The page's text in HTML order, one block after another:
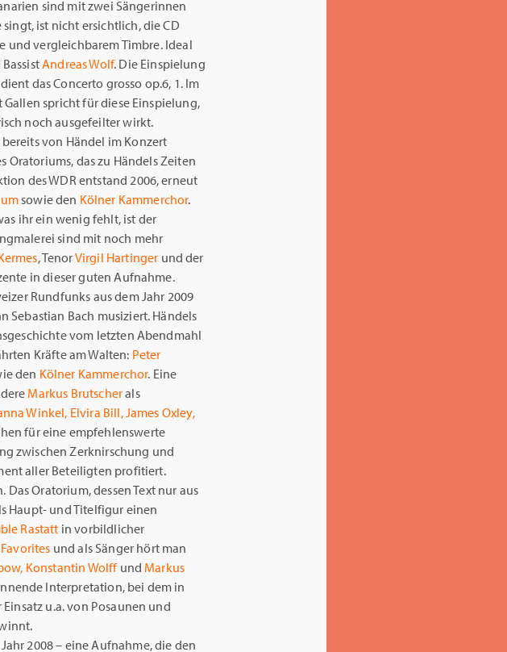
sind mit zwei Sängerinnen
singt, ist nicht ersichtlich, die CD
und vergleichbarem Timbre. Ideal
Andreas Wolf. Die Einspielung
das Concerto grosso op.6, 1. Im
spricht für diese Einspielung,
noch ausgefeilter wirkt.
von Händel im Konzert
das zu Händels Zeiten
des WDR entstand 2006, erneut
sowie den Kölner Kammerchor.
ihr ein wenig fehlt, ist der
sind mit noch mehr
, TenorVirgil Hartinger und der
in dieser guten Aufnahme.
Rundfunks aus dem Jahr 2009
Bach musiziert. Händels
vom letzten Abendmahl
Kräfte am Walten: Peter
den Kölner Kammerchor. Eine
Markus Brutscherals
Winkel, Elvira Bill, James Oxley,
für eine empfehlenswerte
zwischen Zerknirschung und
aller Beteiligten profitiert.
Oratorium, dessen Text nur aus
Haupt- und Titelfigur einen
Rastatt in vorbildlicher
Favorites und als Sänger hört man
Konstantin Wolff und Markus
Interpretation, bei dem in
u.a. von Posaunen und
2008 – eine Aufnahme, die den